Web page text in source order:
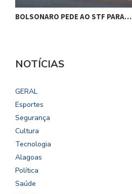
BOLSONARO PEDE AO STF PARA…
NOTÍCIAS
GERAL
Esportes
Segurança
Cultura
Tecnologia
Alagoas
Política
Saúde